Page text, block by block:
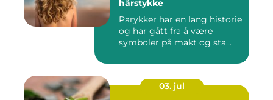
hårstykke
Parykker har en lang historie
og har gått fra å være
symboler på makt og sta...
03. jul